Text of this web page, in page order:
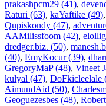
prakashpcm29 (41),
Raturi (63), kaYaftike (49),
Qupiskondy (47),
AAMilissfoom (42),
dredger.biz. (50),
(40), EmyKocur (39),
GregoryMaP (48), Vineet
kulyal (47), DoFkicleelale
AimundAid (50),
Geoguezesbes (48),